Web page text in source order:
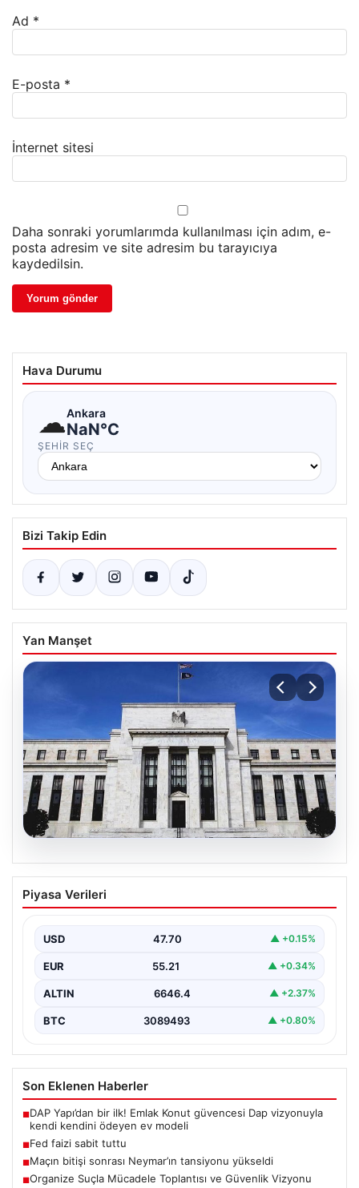
Ad *
E-posta *
İnternet sitesi
Daha sonraki yorumlarımda kullanılması için adım, e-
posta adresim ve site adresim bu tarayıcıya
kaydedilsin.
Hava Durumu
☁Ankara
NaN°C
ŞEHIR SEÇ
Bizi Takip Edin
Yan Manşet
Fed faizi sabit tuttu
Piyasa Verileri
USD 47.70 ▲ +0.15%
EUR 55.21 ▲ +0.34%
ALTIN 6646.4 ▲ +2.37%
BTC 3089493 ▲ +0.80%
Son Eklenen Haberler
■DAP Yapı’dan bir ilk! Emlak Konut güvencesi Dap vizyonuyla
kendi kendini ödeyen ev modeli
■Fed faizi sabit tuttu
■Maçın bitişi sonrası Neymar’ın tansiyonu yükseldi
■Organize Suçla Mücadele Toplantısı ve Güvenlik Vizyonu